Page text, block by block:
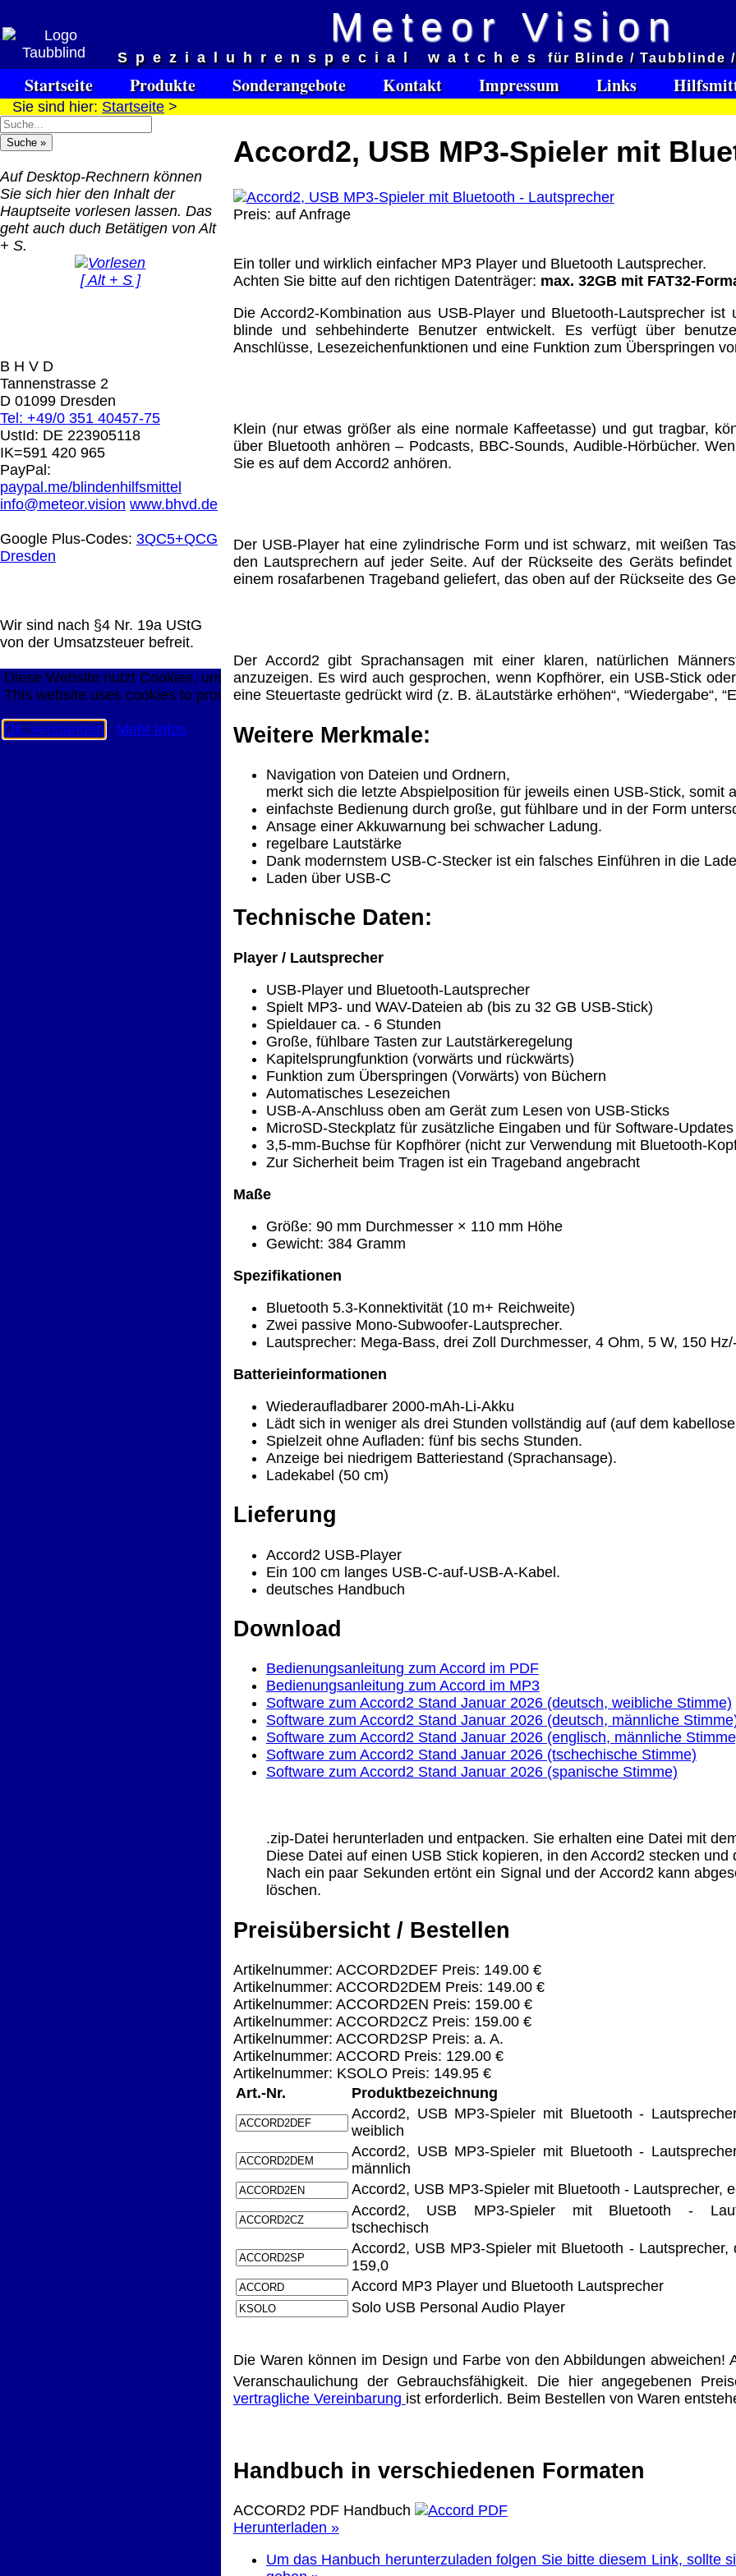
Meteor Vision
Spezialuhrenspecial watches
für Blinde / Taubblinde
Startseite Produkte Sonderangebote Kontakt Impressum Links
Sie sind hier: Startseite >
Auf Desktop-Rechnern können
Sie sich hier den Inhalt der
Hauptseite vorlesen lassen. Das
geht auch duch Betätigen von Alt
+ S.
[ Alt + S ]
B H V D
Tannenstrasse 2
D 01099 Dresden
Tel: +49/0 351 40457-75
UstId: DE 223905118
IK=591 420 965
PayPal:
paypal.me/blindenhilfsmittel
info@meteor.vision www.bhvd.de
Google Plus-Codes: 3QC5+QCG
Dresden
Wir sind nach §4 Nr. 19a UStG
von der Umsatzsteuer befreit.
Accord2, USB MP3-Spieler mit
Preis: auf Anfrage
Ein toller und wirklich einfacher MP3 Player und Bluetooth Lautsprecher.
Achten Sie bitte auf den richtigen Datenträger: max. 32GB mit FAT32-
Die Accord2-Kombination aus USB-Player und Bluetooth-Lautsprecher
blinde und sehbehinderte Benutzer entwickelt. Es verfügt über
Anschlüsse, Lesezeichenfunktionen und eine Funktion zum Überspringen
Klein (nur etwas größer als eine normale Kaffeetasse) und gut tragbar,
über Bluetooth anhören – Podcasts, BBC-Sounds, Audible-Hörbücher.
Sie es auf dem Accord2 anhören.
Der USB-Player hat eine zylindrische Form und ist schwarz, mit weißen
den Lautsprechern auf jeder Seite. Auf der Rückseite des Geräts
einem rosafarbenen Trageband geliefert, das oben auf der Rückseite des
Der Accord2 gibt Sprachansagen mit einer klaren, natürlichen
anzuzeigen. Es wird auch gesprochen, wenn Kopfhörer, ein USB-Stick
eine Steuertaste gedrückt wird (z. B. äLautstärke erhöhen“, “Wiedergabe“,
Weitere Merkmale:
Navigation von Dateien und Ordnern,
merkt sich die letzte Abspielposition für jeweils einen USB-Stick,
einfachste Bedienung durch große, gut fühlbare und in der Form
Ansage einer Akkuwarnung bei schwacher Ladung.
regelbare Lautstärke
Dank modernstem USB-C-Stecker ist ein falsches Einführen in die
Laden über USB-C
Technische Daten:
Player / Lautsprecher
USB-Player und Bluetooth-Lautsprecher
Spielt MP3- und WAV-Dateien ab (bis zu 32 GB USB-Stick)
Spieldauer ca. - 6 Stunden
Große, fühlbare Tasten zur Lautstärkeregelung
Kapitelsprungfunktion (vorwärts und rückwärts)
Funktion zum Überspringen (Vorwärts) von Büchern
Automatisches Lesezeichen
USB-A-Anschluss oben am Gerät zum Lesen von USB-Sticks
MicroSD-Steckplatz für zusätzliche Eingaben und für Software-
3,5-mm-Buchse für Kopfhörer (nicht zur Verwendung mit Bluetooth-
Zur Sicherheit beim Tragen ist ein Trageband angebracht
Maße
Größe: 90 mm Durchmesser × 110 mm Höhe
Gewicht: 384 Gramm
Spezifikationen
Bluetooth 5.3-Konnektivität (10 m+ Reichweite)
Zwei passive Mono-Subwoofer-Lautsprecher.
Lautsprecher: Mega-Bass, drei Zoll Durchmesser, 4 Ohm, 5 W, 150
Batterieinformationen
Wiederaufladbarer 2000-mAh-Li-Akku
Lädt sich in weniger als drei Stunden vollständig auf (auf dem
Spielzeit ohne Aufladen: fünf bis sechs Stunden.
Anzeige bei niedrigem Batteriestand (Sprachansage).
Ladekabel (50 cm)
Lieferung
Accord2 USB-Player
Ein 100 cm langes USB-C-auf-USB-A-Kabel.
deutsches Handbuch
Download
Bedienungsanleitung zum Accord im PDF
Bedienungsanleitung zum Accord im MP3
Software zum Accord2 Stand Januar 2026 (deutsch, weibliche Stimme)
Software zum Accord2 Stand Januar 2026 (deutsch, männliche
Software zum Accord2 Stand Januar 2026 (englisch, männliche
Software zum Accord2 Stand Januar 2026 (tschechische Stimme)
Software zum Accord2 Stand Januar 2026 (spanische Stimme)
.zip-Datei herunterladen und entpacken. Sie erhalten eine Datei mit
Diese Datei auf einen USB Stick kopieren, in den Accord2 stecken und
Nach ein paar Sekunden ertönt ein Signal und der Accord2 kann
löschen.
Preisübersicht / Bestellen
Artikelnummer: ACCORD2DEF Preis: 149.00 €
Artikelnummer: ACCORD2DEM Preis: 149.00 €
Artikelnummer: ACCORD2EN Preis: 159.00 €
Artikelnummer: ACCORD2CZ Preis: 159.00 €
Artikelnummer: ACCORD2SP Preis: a. A.
Artikelnummer: ACCORD Preis: 129.00 €
Artikelnummer: KSOLO Preis: 149.95 €
Art.-Nr.
Produktbezeichnung
Accord2, USB MP3-Spieler mit Bluetooth -
weiblich
Accord2, USB MP3-Spieler mit Bluetooth -
männlich
Accord2, USB MP3-Spieler mit Bluetooth - Lautsprecher,
Accord2, USB MP3-Spieler mit Bluetooth -
tschechisch
Accord2, USB MP3-Spieler mit Bluetooth - Lautsprecher,
159,0
Accord MP3 Player und Bluetooth Lautsprecher
Solo USB Personal Audio Player
Die Waren können im Design und Farbe von den Abbildungen abweichen!
Veranschaulichung der Gebrauchsfähigkeit. Die hier angegebenen
vertragliche Vereinbarung ist erforderlich. Beim Bestellen von Waren
Handbuch in verschiedenen Formaten
ACCORD2 PDF Handbuch
Herunterladen »
Um das Hanbuch herunterzuladen folgen Sie bitte diesem Link, sollte
QR Code:
Versandkosten DHL Standard
bis 5kg
Deutschland Vorkasse:
6.95 €
EU (inkl. Schweiz)
Vorkasse: 20.00 €
PayPal: 20.00 €
versichertes Paket.
Selbstabholung vom Büro
Software Download only
Deutschland PayPal: 0.00 €
Bei dieser Versandart erhalten Sie per Email z.B.
Lizenzschlüssel und die Rechnung / Lieferschein. Sie
Die in diesem Dokument genannten Warenzeichen sind Eigentum der jeweiligen Firmen. Preisänderungen,
technische Änderungen vorbehalten.
letzte Änderung: 1. Januar 2026 Blinden Hilfsmittel Vertrieb Dresden,
Mit einem Urteil vom 12.05.1998 - 312 O 85/98 - Haftung für Links hat das Landgericht Hamburg entschieden,
die Anbringung eines Links, die Inhalte der gelinkten Seite ggf. mit zu verantworten hat. Dieses kann nur
werden, dass man sich ausdrücklich von diesen Inhalten distanziert. Hiermit distanzieren wir uns ausdrücklich
aller gelinkten Seiten auf unserer Homepage und machen uns diese Inhalte nicht zu eigen. Diese Erklärung
unserer Homepage angebrachten Links.
Die Europäische Kommission stellt eine Plattform zur Online-Streitbeilegung (OS) bereit. Die Plattform finden
Seitenanfang
Impressum AGB
große Anzeige Schließen X
Diese Website nutzt Cookies, um bestmögliche Funktionalität bieten zu können.
This website uses cookies to provide the best possible functionality.
Ok, verstanden Mehr Infos